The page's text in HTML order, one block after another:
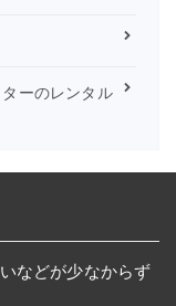
ーのレンタル
などが少なからず